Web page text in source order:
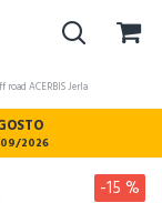
road ACERBIS Jerla
2026
-15 %